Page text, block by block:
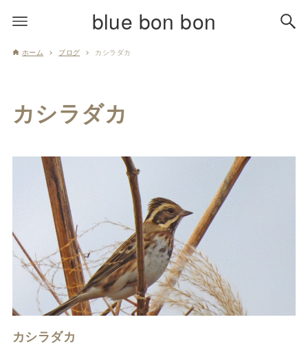
blue bon bon
ホーム ブログ カシラダカ
カシラダカ
カシラダカ